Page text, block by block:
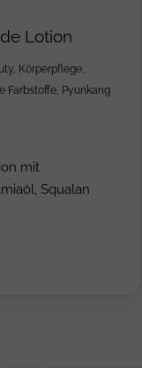
Lotion
, Körperpflege,
Farbstoffe, Pyunkang
mit
Squalan